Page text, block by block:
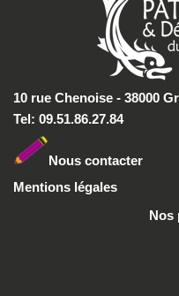
10 rue Chenoise - 38000
Tel: 09.51.86.27.84
Nous contacter
Mentions légales
Nos